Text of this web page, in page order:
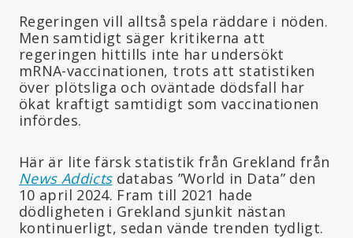
Regeringen vill alltså spela räddare i nöden.
Men samtidigt säger kritikerna att
regeringen hittills inte har undersökt
mRNA-vaccinationen, trots att statistiken
över plötsliga och oväntade dödsfall har
ökat kraftigt samtidigt som vaccinationen
infördes.
Här är lite färsk statistik från Grekland från
News Addictsdatabas ”World in Data” den
10 april 2024. Fram till 2021 hade
dödligheten i Grekland sjunkit nästan
kontinuerligt, sedan vände trenden tydligt.